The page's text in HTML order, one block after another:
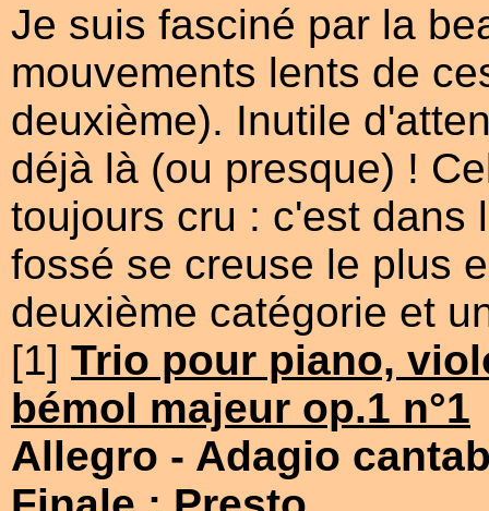
Je suis fasciné par la
mouvements lents de
deuxième). Inutile
déjà là (ou presque) !
toujours cru : c'est dans
fossé se creuse le plus
deuxième catégorie et
[1] Trio pour piano,
bémol majeur op.1 n°1
Allegro - Adagio